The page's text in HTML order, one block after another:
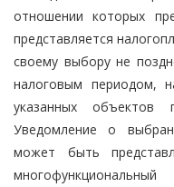
отношении которых
представляется
своему выбору не
налоговым периодом,
указанных объектов
Уведомление о
может быть